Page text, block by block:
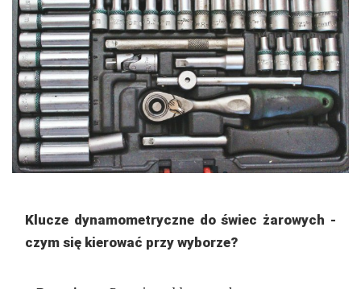
Klucze dynamometryczne do świec żarowych -
czym się kierować przy wyborze?